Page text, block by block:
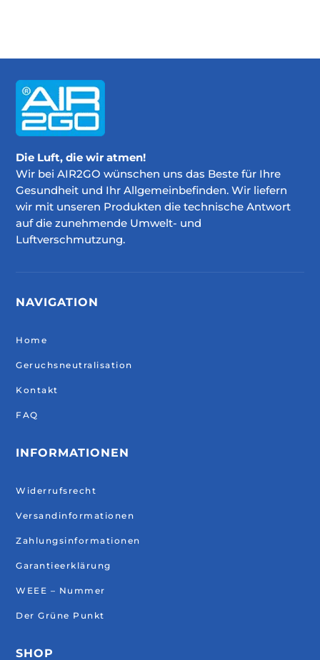
Die Luft, die wir atmen!
Wir bei AIR2GO wünschen uns das Beste für Ihre
Gesundheit und Ihr Allgemeinbefinden. Wir liefern
wir mit unseren Produkten die technische Antwort
auf die zunehmende Umwelt- und
Luftverschmutzung.
NAVIGATION
Home
Geruchsneutralisation
Kontakt
FAQ
INFORMATIONEN
Widerrufsrecht
Versandinformationen
Zahlungsinformationen
Garantieerklärung
WEEE – Nummer
Der Grüne Punkt
SHOP